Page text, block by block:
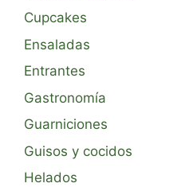
Cupcakes
Ensaladas
Entrantes
Gastronomía
Guarniciones
Guisos y cocidos
Helados